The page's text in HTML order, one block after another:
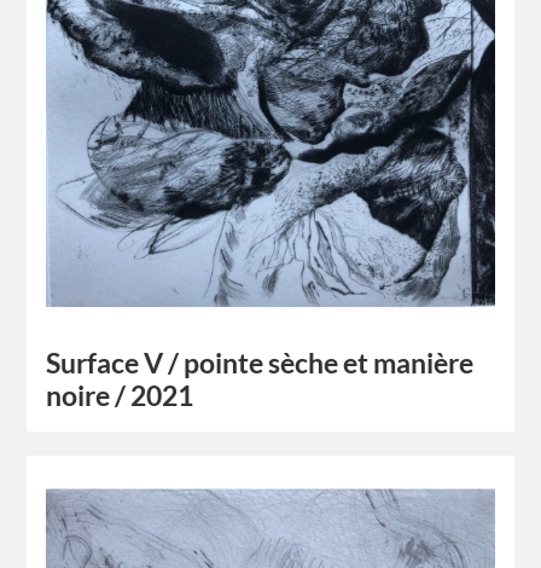
Surface V / pointe sèche et manière
noire / 2021